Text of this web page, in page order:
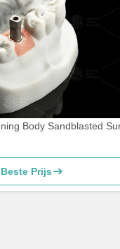
Body Sandblasted
Prijs